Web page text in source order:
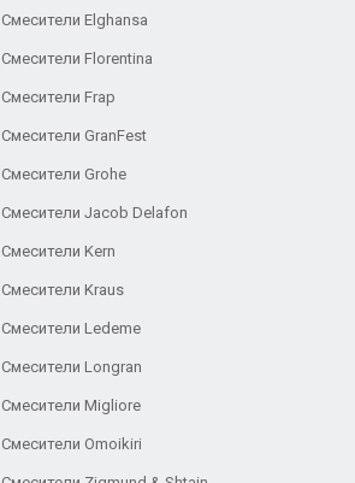
Смесители Elghansa
Смесители Florentina
Смесители Frap
Смесители GranFest
Смесители Grohe
Смесители Jacob Delafon
Смесители Kern
Смесители Kraus
Смесители Ledeme
Смесители Longran
Смесители Migliore
Смесители Omoikiri